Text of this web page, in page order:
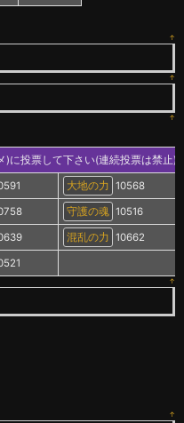
↑
↑
↑
に投票して下さい(連続投票は禁止)
大地の力 10568
守護の魂 10516
混乱の力 10662
↑
↑